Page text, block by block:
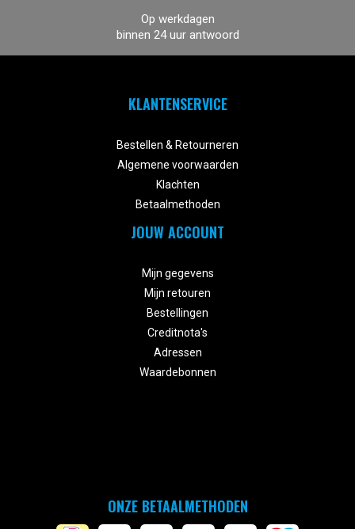
Op werkdagen
binnen 24 uur antwoord
KLANTENSERVICE
Bestellen & Retourneren
Algemene voorwaarden
Klachten
Betaalmethoden
JOUW ACCOUNT
Mijn gegevens
Mijn retouren
Bestellingen
Creditnota's
Adressen
Waardebonnen
ONZE BETAALMETHODEN